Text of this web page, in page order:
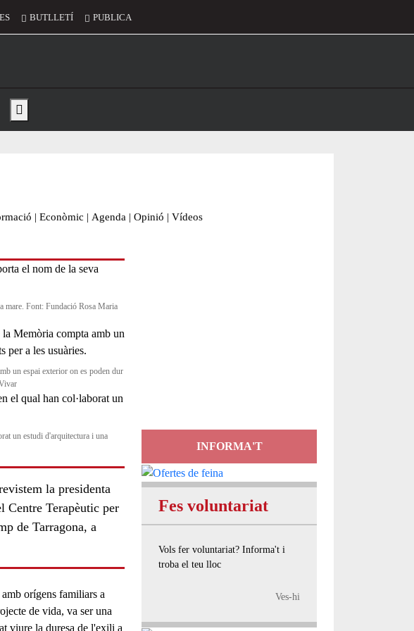
BUTLLETÍ PUBLICA
l'encapçalament
Show main menu
| Econòmic | Agenda | Opinió | Vídeos
mare. Font: Fundació Rosa Maria
un espai exterior on es poden dur
un estudi d'arquitectura i una
la presidenta
Centre Terapèutic per
de Tarragona, a
orígens familiars a
de vida, va ser una
viure la duresa de l'exili a
INFORMA'T
Fes voluntariat
Vols fer voluntariat? Informa't i
troba el teu lloc
Ves-hi